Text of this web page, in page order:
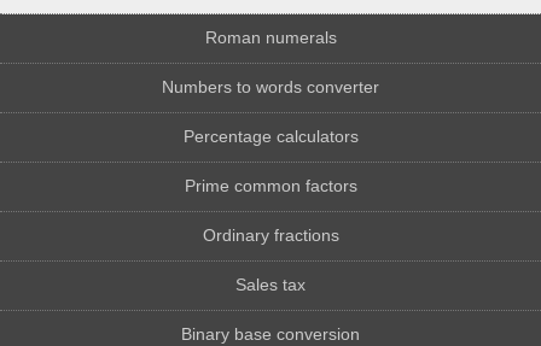
Roman numerals
Numbers to words converter
Percentage calculators
Prime common factors
Ordinary fractions
Sales tax
Binary base conversion